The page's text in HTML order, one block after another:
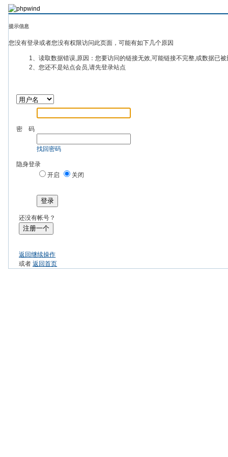
提示信息
您没有登录或者您没有权限访问此页面，可能有如下几个原因
1、读取数据错误,原因：您要访问的链接无效,可能链接不完整,或数据已
2、您还不是站点会员,请先登录站点
密 码
找回密码
隐身登录
开启
关闭
登录
还没有帐号？
注册一个
返回继续操作
或者返回首页